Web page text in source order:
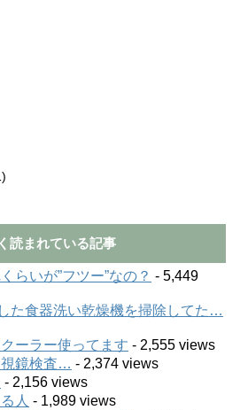
読まれている記事
らいが”フツー”なの？ - 5,449
た食器洗い乾燥機を掃除してた…
ーラー使ってます - 2,555 views
鏡検査… - 2,374 views
- 2,156 views
人 - 1,989 views